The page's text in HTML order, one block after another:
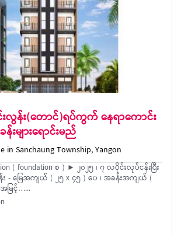
င်းလွန်း(တောင်)ရပ်ကွက် နေရာကောင်း
များရောင်းမည်
in Sanchaung Township, Yangon
( foundation စ ) ► ၂၀၂၅ ၊ ၇ လပိုင်းလုပ်ငန်းပြီး
မြေအကျယ် ( ၂၅ x ၄၅ ) ပေ ၊ အခန်းအကျယ် (
မြင့်…...